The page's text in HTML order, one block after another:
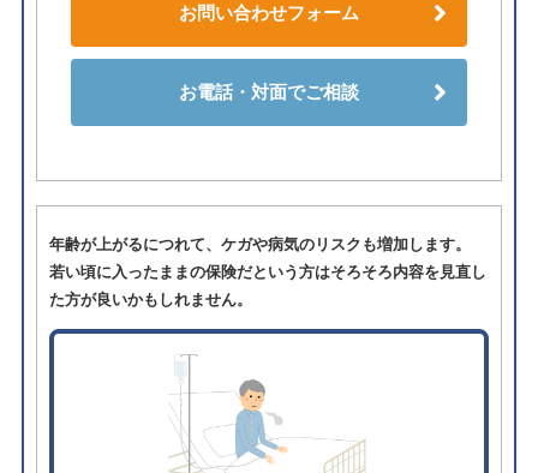
お問い合わせフォーム
お電話・対面でご相談
年齢が上がるにつれて、ケガや病気のリスクも増加します。
若い頃に入ったままの保険だという方はそろそろ内容を見直し
た方が良いかもしれません。